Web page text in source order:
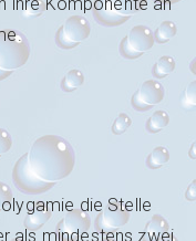
die Stelle
als mindestens zwei